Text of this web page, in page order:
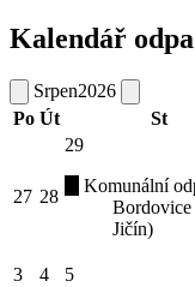
Kalendář
Srpen2026
Po Út St
27 28
29
Komunální
Jičín)
3 4 5